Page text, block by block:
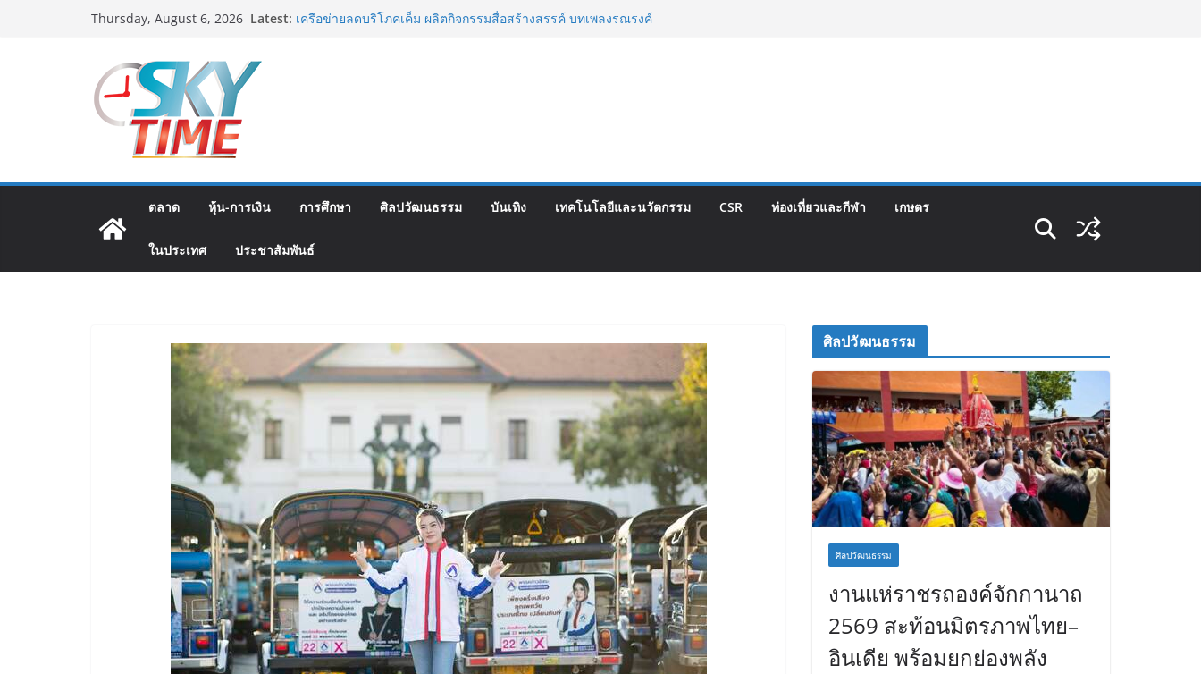
Thursday, August 6, 2026 Latest: เครือข่ายลดบริโภคเค็ม ผลิตกิจกรรมสื่อสร้างสรรค์ บทเพลงรณรงค์
“นายกแก้ว”จากยูยิตสูชนะขาดนั่งบอร์ดการกีฬาเป็นสมัยที่สอง
ตลาด
หุ้น-การเงิน การศึกษา ศิลปวัฒนธรรม บันเทิง เทคโนโลยีและนวัตกรรม CSR ท่องเที่ยวและกีฬา เกษตร
ในประเทศ ประชาสัมพันธ์
ศิลปวัฒนธรรม
ศิลปวัฒนธรรม
งานแห่ราชรถองค์จักกานาถ
2569 สะท้อนมิตรภาพไทย–
อินเดีย พร้อมยกย่องพลัง